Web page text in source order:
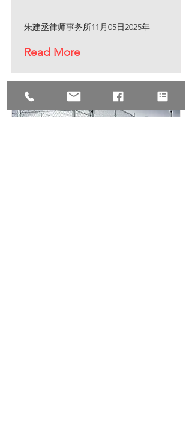
朱建丞律师事务所11月05日2025年
Read More